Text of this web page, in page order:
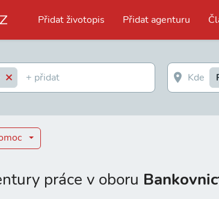
Přidat životopis Přidat agenturu
práce v oboru